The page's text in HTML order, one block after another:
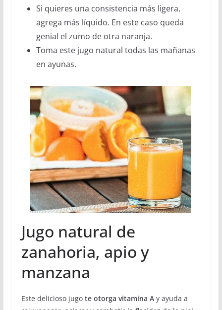
Si quieres una consistencia más ligera,
agrega más líquido. En este caso queda
genial el zumo de otra naranja.
Toma este jugo natural todas las mañanas
en ayunas.
Jugo natural de
zanahoria, apio y
manzana
Este delicioso jugote otorga vitamina A y ayuda a